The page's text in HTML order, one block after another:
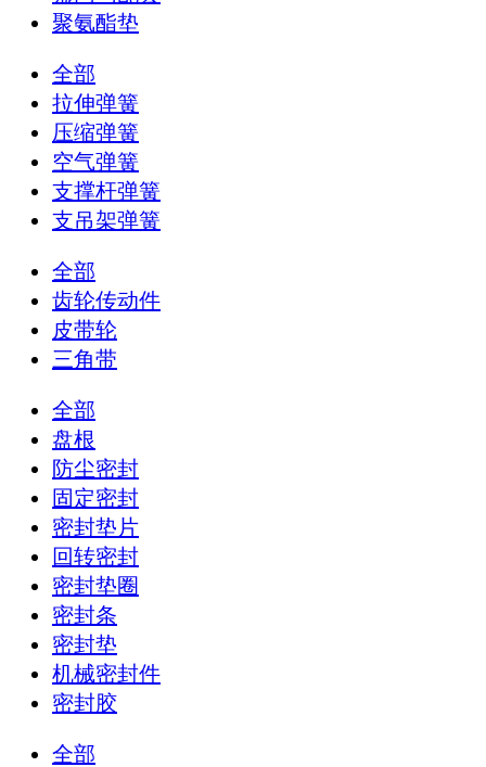
聚氨酯垫
全部
拉伸弹簧
压缩弹簧
空气弹簧
支撑杆弹簧
支吊架弹簧
全部
齿轮传动件
皮带轮
三角带
全部
盘根
防尘密封
固定密封
密封垫片
回转密封
密封垫圈
密封条
密封垫
机械密封件
密封胶
全部